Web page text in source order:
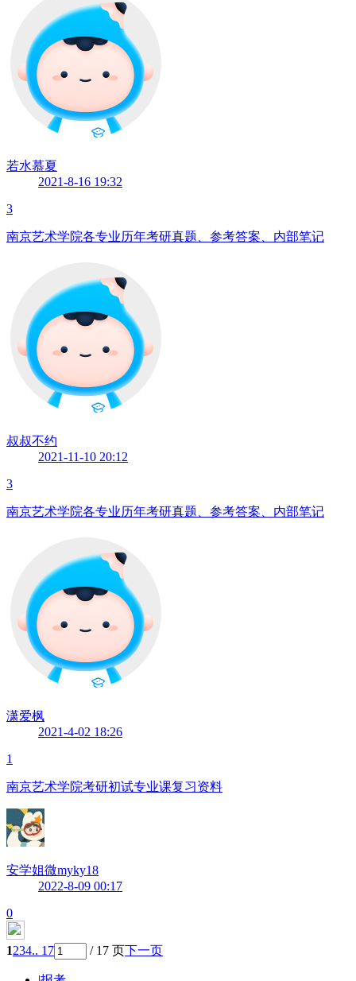
若水慕夏
2021-8-16 19:32
3
南京艺术学院各专业历年考研真题、参考答案、内部笔记
叔叔不约
2021-11-10 20:12
3
南京艺术学院各专业历年考研真题、参考答案、内部笔记
潇爱枫
2021-4-02 18:26
1
南京艺术学院考研初试专业课复习资料
安学姐微myky18
2022-8-09 00:17
0
1234.. 17 / 17 页下一页